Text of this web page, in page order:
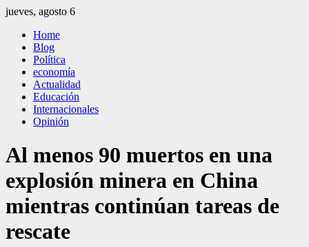
Saltar
contenido
jueves, agosto 6
El Independiente
El independiente Libre y Transparente
Home
Blog
Política
economía
Actualidad
Educación
Internacionales
Opinión
Al menos 90 muertos en una
explosión minera en China
mientras continúan tareas de
rescate